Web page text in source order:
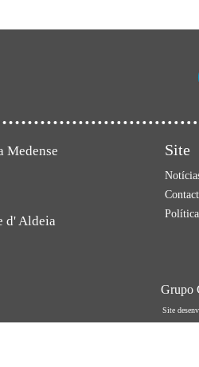
Medense
d' Aldeia
Site
Grupo
Site